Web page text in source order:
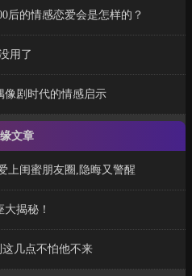
后的情感恋爱会是怎样的？
用了
像剧时代的情感启示
文章
上闺蜜朋友圈,隐晦又警醒
揭秘！
几点不怕他不来